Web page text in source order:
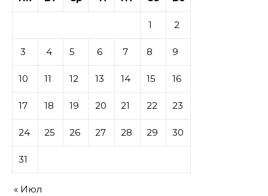
1 2
3 4 5 6 7 8 9
10 11 12 13 14 15 16
17 18 19 20 21 22 23
24 25 26 27 28 29 30
31
« Июл